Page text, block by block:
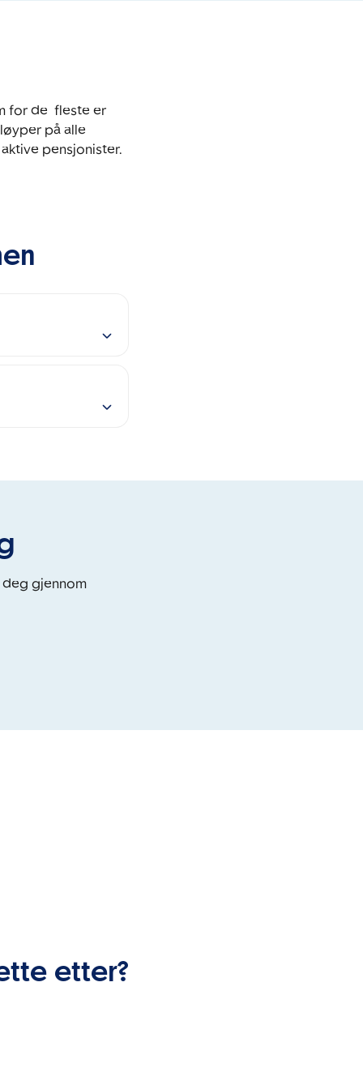
for de  fleste er
på alle
pensjonister.
deg gjennom
etter?